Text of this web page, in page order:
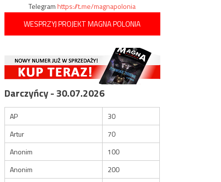
Telegramhttps://t.me/magnapolonia
WESPRZYJ PROJEKT MAGNA POLONIA
Darczyńcy - 30.07.2026
AP
30
Artur
70
Anonim
100
Anonim
200